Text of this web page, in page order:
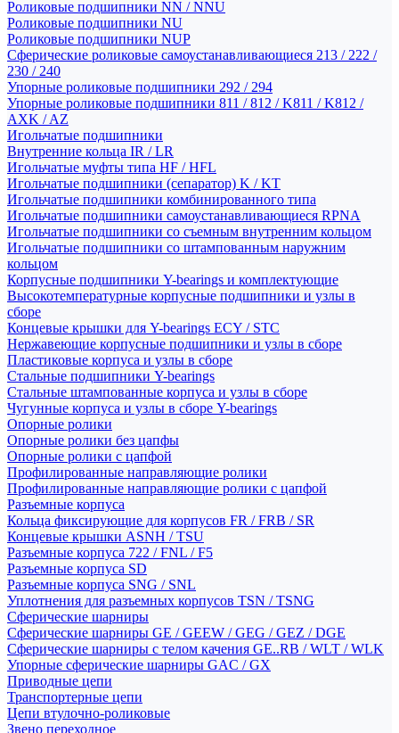
Роликовые подшипники NN / NNU
Роликовые подшипники NU
Роликовые подшипники NUP
Сферические роликовые самоустанавливающиеся 213 / 222 /
230 / 240
Упорные роликовые подшипники 292 / 294
Упорные роликовые подшипники 811 / 812 / K811 / K812 /
AXK / AZ
Игольчатые подшипники
Внутренние кольца IR / LR
Игольчатые муфты типа HF / HFL
Игольчатые подшипники (сепаратор) K / KT
Игольчатые подшипники комбинированного типа
Игольчатые подшипники самоустанавливающиеся RPNA
Игольчатые подшипники со съемным внутренним кольцом
Игольчатые подшипники со штампованным наружним
кольцом
Корпусные подшипники Y-bearings и комплектующие
Высокотемпературные корпусные подшипники и узлы в
сборе
Концевые крышки для Y-bearings ECY / STC
Нержавеющие корпусные подшипники и узлы в сборе
Пластиковые корпуса и узлы в сборе
Стальные подшипники Y-bearings
Стальные штампованные корпуса и узлы в сборе
Чугунные корпуса и узлы в сборе Y-bearings
Опорные ролики
Опорные ролики без цапфы
Опорные ролики с цапфой
Профилированные направляющие ролики
Профилированные направляющие ролики с цапфой
Разъемные корпуса
Кольца фиксирующие для корпусов FR / FRB / SR
Концевые крышки ASNH / TSU
Разъемные корпуса 722 / FNL / F5
Разъемные корпуса SD
Разъемные корпуса SNG / SNL
Уплотнения для разъемных корпусов TSN / TSNG
Сферические шарниры
Сферические шарниры GE / GEEW / GEG / GEZ / DGE
Сферические шарниры с телом качения GE..RB / WLT / WLK
Упорные сферические шарниры GAC / GX
Приводные цепи
Транспортерные цепи
Цепи втулочно-роликовые
Звено переходное